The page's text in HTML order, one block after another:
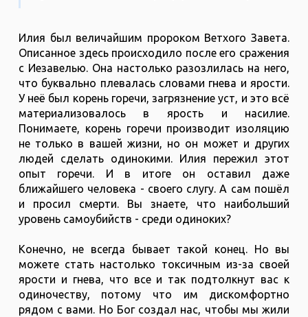
Илия был величайшим пророком Ветхого Завета.
Описанное здесь происходило после его сражения
с Иезавелью. Она настолько разозлилась на него,
что буквально плевалась словами гнева и ярости.
У неё был корень горечи, загрязнение уст, и это всё
материализовалось в ярость и насилие.
Понимаете, корень горечи производит изоляцию
не только в вашей жизни, но он может и других
людей сделать одинокими. Илия пережил этот
опыт горечи. И в итоге он оставил даже
ближайшего человека - своего слугу. А сам пошёл
и просил смерти. Вы знаете, что наибольший
уровень самоубийств - среди одиноких?
Конечно, не всегда бывает такой конец. Но вы
можете стать настолько токсичным из-за своей
ярости и гнева, что все и так подтолкнут вас к
одиночеству, потому что им дискомфортно
рядом с вами. Но Бог создал нас, чтобы мы жили